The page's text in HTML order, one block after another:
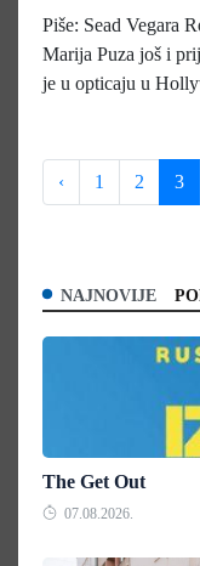
Piše: Sead Vegara
Marija Puza još i
je u opticaju u
‹ 1 2 3
NAJNOVIJE
The Get Out
07.08.2026.